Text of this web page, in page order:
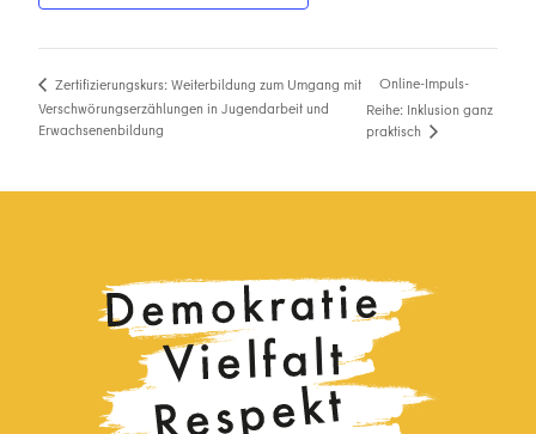
Zertifizierungskurs: Weiterbildung zum Umgang mit
Verschwörungserzählungen in Jugendarbeit und
Erwachsenenbildung
Online-Impuls-
Reihe: Inklusion ganz
praktisch